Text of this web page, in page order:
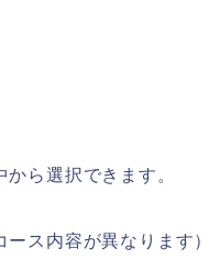
ら選択できます。
ース内容が異なります